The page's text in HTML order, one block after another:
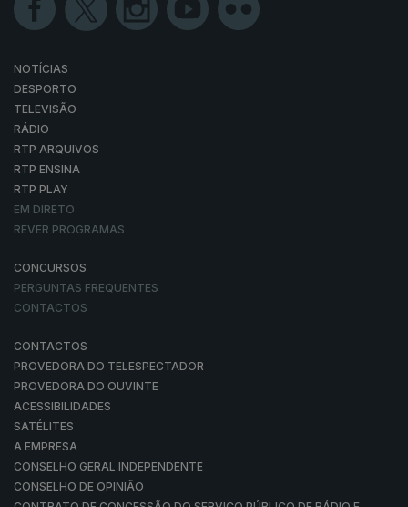
NOTÍCIAS
DESPORTO
TELEVISÃO
RÁDIO
RTP ARQUIVOS
RTP ENSINA
RTP PLAY
EM DIRETO
REVER PROGRAMAS
CONCURSOS
PERGUNTAS FREQUENTES
CONTACTOS
CONTACTOS
PROVEDORA DO TELESPECTADOR
PROVEDORA DO OUVINTE
ACESSIBILIDADES
SATÉLITES
A EMPRESA
CONSELHO GERAL INDEPENDENTE
CONSELHO DE OPINIÃO